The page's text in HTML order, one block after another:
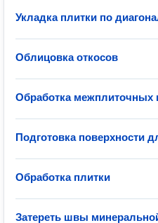
Укладка плитки по
Облицовка откосов
Обработка межплиточных
Подготовка поверхности
Обработка плитки
Затереть швы